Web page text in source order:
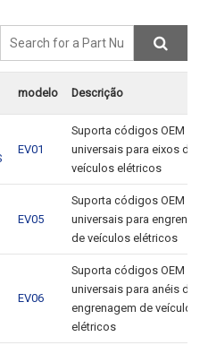
modelo Descrição
EV01
Suporta códigos OEM
universais para eixos de
veículos elétricos
EV05
Suporta códigos OEM
universais para
de veículos elétricos
EV06
Suporta códigos OEM
universais para anéis de
engrenagem de veículos
elétricos